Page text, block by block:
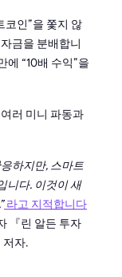
코인”을 쫓지 않
금을 분배합니
에 “10배 수익”을
러 미니 파동과
하지만, 스마트
니다. 이것이 새
라고 지적합니다
『린 알든 투자
저자.